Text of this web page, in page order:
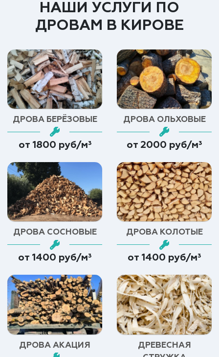
НАШИ УСЛУГИ ПО
ДРОВАМ В КИРОВЕ
ДРОВА БЕРЁЗОВЫЕ
от 1800 руб/м³
ДРОВА ОЛЬХОВЫЕ
от 2000 руб/м³
ДРОВА СОСНОВЫЕ
от 1400 руб/м³
ДРОВА КОЛОТЫЕ
от 1400 руб/м³
ДРОВА АКАЦИЯ
ДРЕВЕСНАЯ